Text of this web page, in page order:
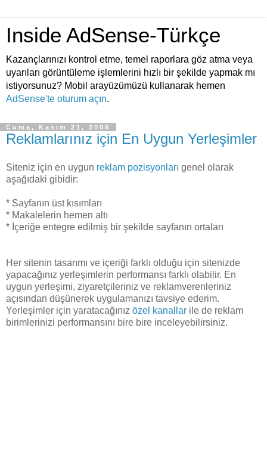
Inside AdSense-Türkçe
Kazançlarınızı kontrol etme, temel raporlara göz atma veya
uyarıları görüntüleme işlemlerini hızlı bir şekilde yapmak mı
istiyorsunuz? Mobil arayüzümüzü kullanarak hemen
AdSense'te oturum açın.
Cuma, Kasım 21, 2008
Reklamlarınız için En Uygun Yerleşimler
Siteniz için en uygun reklam pozisyonları genel olarak
aşağıdaki gibidir:
* Sayfanın üst kısımları
* Makalelerin hemen altı
* İçeriğe entegre edilmiş bir şekilde sayfanın ortaları
Her sitenin tasarımı ve içeriği farklı olduğu için sitenizde
yapacağınız yerleşimlerin performansı farklı olabilir. En
uygun yerleşimi, ziyaretçileriniz ve reklamverenleriniz
açısından düşünerek uygulamanızı tavsiye ederim.
Yerleşimler için yaratacağınız özel kanallar ile de reklam
birimlerinizi performansını bire bire inceleyebilirsiniz.